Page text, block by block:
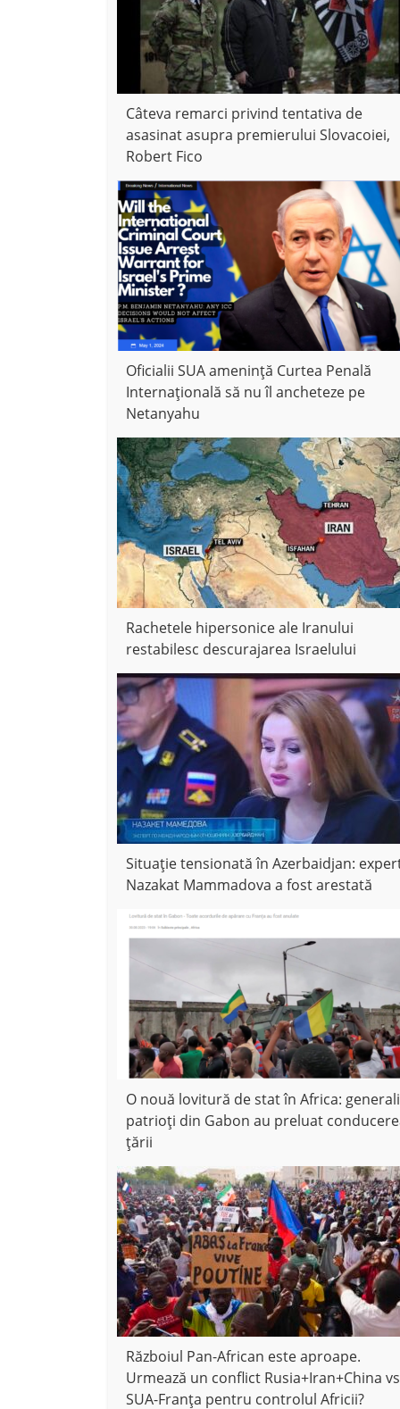
Câteva remarci privind tentativa de
asasinat asupra premierului Slovacoiei,
Robert Fico
Oficialii SUA amenință Curtea Penală
Internațională să nu îl ancheteze pe
Netanyahu
Rachetele hipersonice ale Iranului
restabilesc descurajarea Israelului
Situație tensionată în Azerbaidjan:
Nazakat Mammadova a fost arestată
O nouă lovitură de stat în Africa:
patrioți din Gabon au preluat
țării
Războiul Pan-African este aproape.
Urmează un conflict Rusia+Iran+China vs
SUA-Franța pentru controlul Africii?